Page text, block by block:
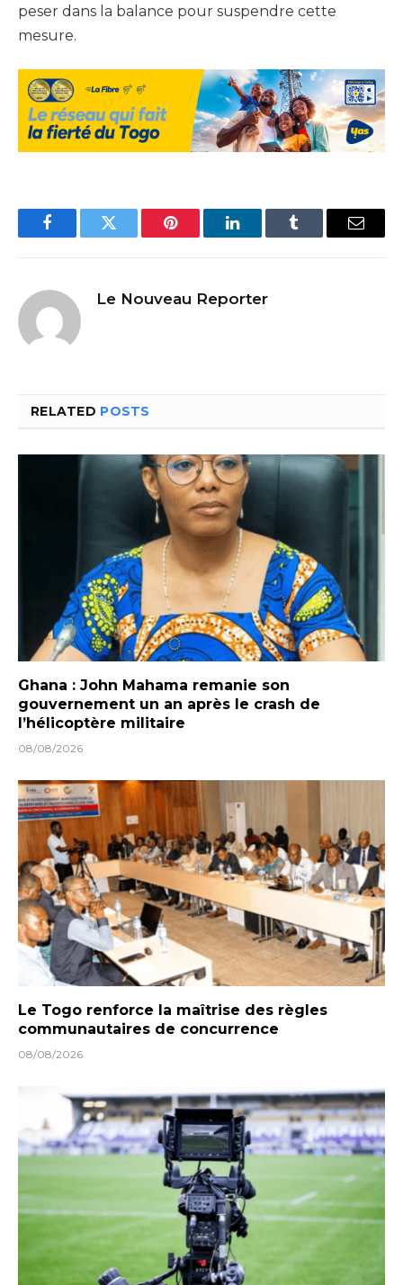
peser dans la balance pour suspendre cette
mesure.
FacebookTwitter Pinterest LinkedInTumblr Email
Le Nouveau Reporter
RELATED POSTS
Ghana : John Mahama remanie son
gouvernement un an après le crash de
l’hélicoptère militaire
08/08/2026
Le Togo renforce la maîtrise des règles
communautaires de concurrence
08/08/2026